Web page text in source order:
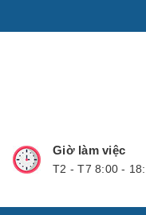
Giờ làm việc
T2 - T7 8:00 -